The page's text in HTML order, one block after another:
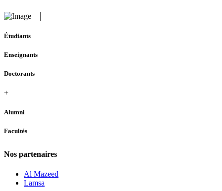
Étudiants
Enseignants
Doctorants
+
Alumni
Facultés
Nos partenaires
Al Mazeed
Lamsa